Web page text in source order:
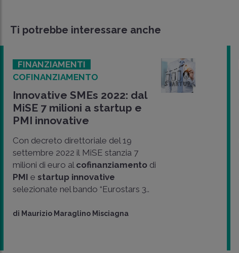
Ti potrebbe interessare anche
FINANZIAMENTI
COFINANZIAMENTO
Innovative SMEs 2022: dal
MiSE 7 milioni a startup e
PMI innovative
Con decreto direttoriale del 19
settembre 2022 il MiSE stanzia 7
milioni di euro al cofinanziamento di
PMI e startup innovative
selezionate nel bando “Eurostars 3..
di Maurizio Maraglino Misciagna